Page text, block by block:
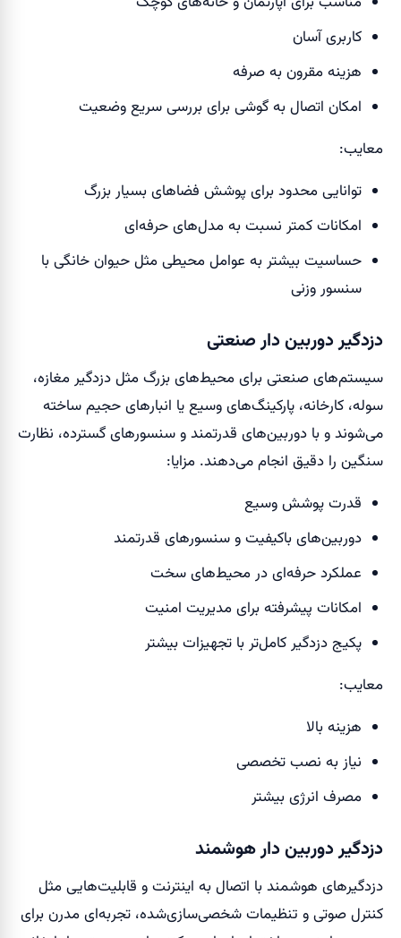
کاربری آسان
هزینه مقرون به صرفه
امکان اتصال به گوشی برای بررسی سریع وضعیت
معایب:
توانایی محدود برای پوشش فضاهای بسیار بزرگ
امکانات کمتر نسبت به مدل‌های حرفه‌ای
حساسیت بیشتر به عوامل محیطی مثل حیوان خانگی با
سنسور وزنی
دزدگیر دوربین دار صنعتی
سیستم‌های صنعتی برای محیط‌های بزرگ مثل دزدگیر مغازه،
سوله، کارخانه، پارکینگ‌های وسیع یا انبارهای حجیم ساخته
می‌شوند و با دوربین‌های قدرتمند و سنسورهای گسترده، نظارت
سنگین را دقیق انجام می‌دهند. مزایا:
قدرت پوشش وسیع
دوربین‌های باکیفیت و سنسورهای قدرتمند
عملکرد حرفه‌ای در محیط‌های سخت
امکانات پیشرفته برای مدیریت امنیت
پکیج دزدگیر کامل‌تر با تجهیزات بیشتر
معایب:
هزینه بالا
نیاز به نصب تخصصی
مصرف انرژی بیشتر
دزدگیر دوربین دار هوشمند
دزدگیرهای هوشمند با اتصال به اینترنت و قابلیت‌هایی مثل
کنترل صوتی و تنظیمات شخصی‌سازی‌شده، تجربه‌ای مدرن برای